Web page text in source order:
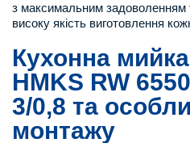
з максимальним задоволенням
високу якість виготовлення
Кухонна
HMKS RW
3/0,8 та
монтажу